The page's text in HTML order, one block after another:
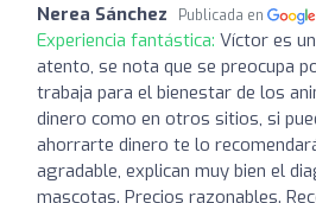
Nerea Sánchez Publicada en
Experiencia fantástica: Víctor es
atento, se nota que se preocupa
trabaja para el bienestar de los
dinero como en otros sitios, si
ahorrarte dinero te lo
agradable, explican muy bien el
mascotas. Precios razonables.